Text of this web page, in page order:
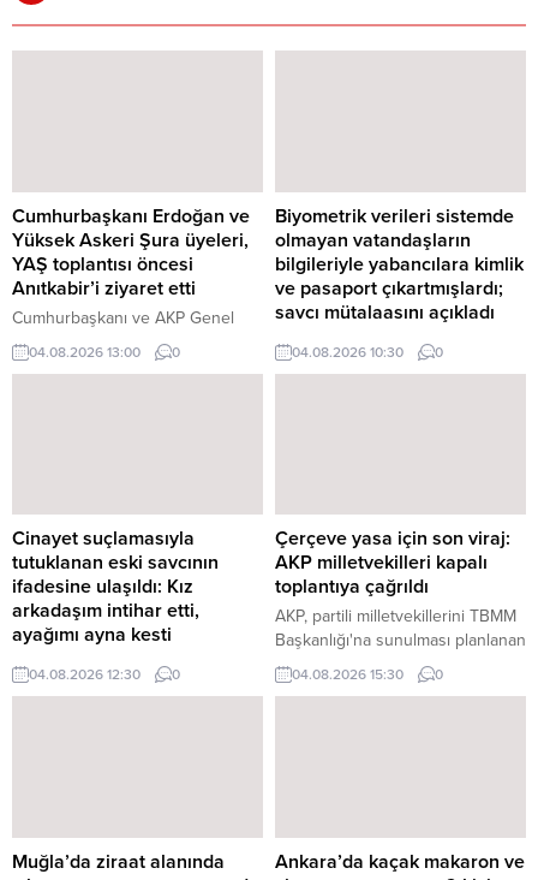
Cumhurbaşkanı Erdoğan ve
Yüksek Askeri Şura üyeleri,
YAŞ toplantısı öncesi
Anıtkabir’i ziyaret etti
Cumhurbaşkanı ve AKP Genel
Başkanı Recep Tayyip Erdoğan
başkanlığındaki Yüksek Askeri
YAŞ ...
04.08.2026 13:00 0
Biyometrik verileri sistemde
olmayan vatandaşların
bilgileriyle yabancılara kimlik
ve pasaport çıkartmışlardı;
savcı mütalaasını açıkladı
Vatandaşların kimlik bilgileri
kullanılarak yabancılar adına sahte
görevlisinin resmi belgede ...
04.08.2026 10:30 0
Cinayet suçlamasıyla
tutuklanan eski savcının
ifadesine ulaşıldı: Kız
arkadaşım intihar etti,
ayağımı ayna kesti
Hâkim-savcı lojmanlarında ölü
bulunan Özlem Yıldız
04.08.2026 12:30 0
Çerçeve yasa için son viraj:
AKP milletvekilleri kapalı
toplantıya çağrıldı
AKP, partili milletvekillerini TBMM
Başkanlığı'na sunulması planlanan
çerçeve yasa teklifiyle ilgili olarak
yarın yapılacak kapalı grup
04.08.2026 15:30 0
Muğla’da ziraat alanında
Ankara’da kaçak makaron ve